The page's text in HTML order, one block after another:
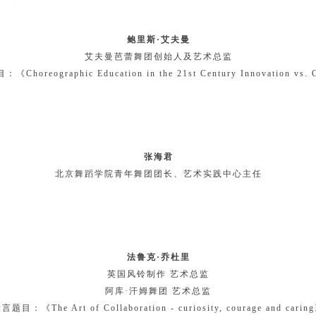
鲍里斯·艾夫曼
艾夫曼芭蕾舞团创始人及艺术总监
：《 Choreographic Education in the 21st Century Innovation vs.
张海君
北京舞蹈学院青年舞团团长、艺术实践中心主任
法鲁克·乔杜里
英国风铃制作 艺术总监
阿库·汗姆舞团 艺术总监
言题目：《The Art of Collaboration - curiosity, courage and caring